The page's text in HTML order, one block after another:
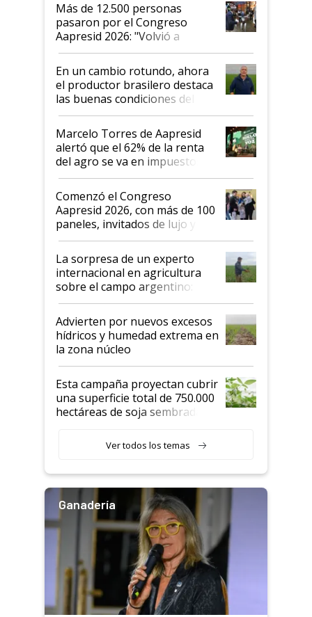
Más de 12.500 personas
pasaron por el Congreso
Aapresid 2026: "Volvió a
demostrar que hablar del
suelo es hablar de todo el
sistema productivo"
En un cambio rotundo, ahora
el productor brasilero destaca
las buenas condiciones del
agro argentino para invertir:
"Los veo más motivados"
Marcelo Torres de Aapresid
alertó que el 62% de la renta
del agro se va en impuestos:
"No es bueno que en
Argentina se sigan discutiendo
las mismas cosas de hace 50
años"
Comenzó el Congreso
Aapresid 2026, con más de 100
paneles, invitados de lujo y
todas las tendencias
La sorpresa de un experto
internacional en agricultura
sobre el campo argentino:
"Estoy muy impresionado"
Advierten por nuevos excesos
hídricos y humedad extrema en
la zona núcleo
Esta campaña proyectan cubrir
una superficie total de 750.000
hectáreas de soja sembradas
variedades que marcan un
salto tecnológico en genética y
Ver todos los temas
Ganadería